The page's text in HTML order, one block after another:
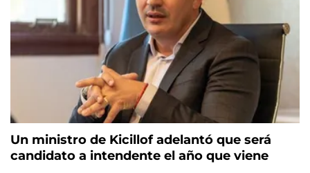
Un ministro de Kicillof adelantó que será
candidato a intendente el año que viene